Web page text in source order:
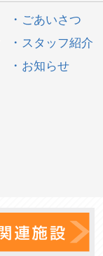
ごあいさつ
スタッフ紹介
お知らせ